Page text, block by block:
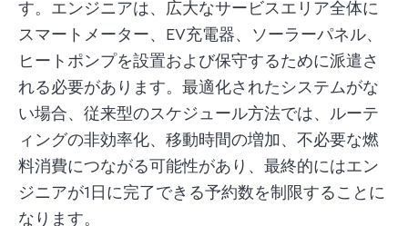
す。エンジニアは、広大なサービスエリア全体に
スマートメーター、EV充電器、ソーラーパネル、
ヒートポンプを設置および保守するために派遣さ
れる必要があります。最適化されたシステムがな
い場合、従来型のスケジュール方法では、ルーテ
ィングの非効率化、移動時間の増加、不必要な燃
料消費につながる可能性があり、最終的にはエン
ジニアが1日に完了できる予約数を制限することに
なります。